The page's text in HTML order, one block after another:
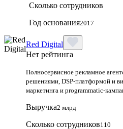
Сколько сотрудников
Год основания2017
Red Digital
Нет рейтинга
Полносервисное рекламное
решениями, DSP-платформой и
маркетинга и programmatic-
Выручка2 млрд
Сколько сотрудников110